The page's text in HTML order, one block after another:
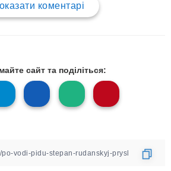
коментарі
сайт та поділіться: